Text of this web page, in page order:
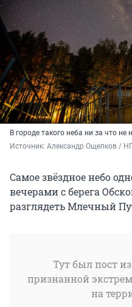
В городе такого неба ни за что не
Источник: Александр Ощепков /
Самое звёздное небо
вечерами с берега
разглядеть Млечный
Тут был пост
признанной
на